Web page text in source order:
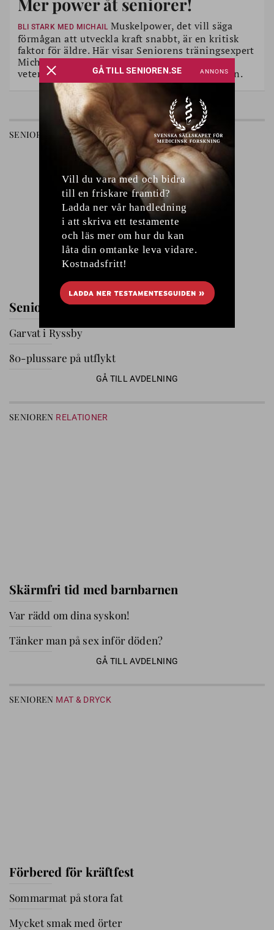
BLI STARK MED MICHAILMuskelpower, det vill säga
förmågan att utveckla kraft snabbt, är en kritisk
faktor för äldre. Här visar Seniorens träningsexpert
Michail Tonkonogi, professor i medicinsk
vetenskap, några övningar som tränar förmågan.
SENIOREN LANDET RUNT
Seniorernas dag i Katrineholm
Garvat i Ryssby
80-plussare på utflykt
GÅ TILL AVDELNING
SENIOREN RELATIONER
Skärmfri tid med barnbarnen
Var rädd om dina syskon!
Tänker man på sex inför döden?
GÅ TILL AVDELNING
SENIOREN MAT & DRYCK
Förbered för kräftfest
Sommarmat på stora fat
Mycket smak med örter